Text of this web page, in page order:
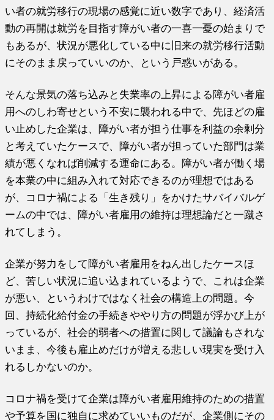
い者の就労移行の現場の感覚に近い数字であり、経済活
動の再開は就労を目指す障がい者の一喜一憂の始まりで
もあるが、状況が悪化している中に旧来の就労移行活動
にそのまま戻っていいのか、という戸惑いがある。
そんな景気の落ち込みと失業率の上昇による障がい者雇
用へのしわ寄せという不安に襲われる中で、先ほどの雇
い止めした企業は、障がい者が担う仕事を利益の余剰分
と考えていたケースで、障がい者が担っていた部門は業
績が悪くなれば削減する運命にある。障がい者が働く場
を本業の中に組み入れて対応できるのが理想ではある
が、コロナ禍による「生き残り」をかけたサバイバルゲ
ームの中では、障がい者雇用の維持は理想論だと一蹴さ
れてしまう。
企業が努力をして障がい者雇用をねん出したケースほ
ど、苦しい状況に追い込まれているようで、これは企業
が悪い、というわけではなく社会の構造上の問題。今
回、持続化給付金の手続きややり方の問題が浮かび上が
っているが、社会的弱者への措置に関して議論もされな
いまま、今後も雇止めだけが増える悲しい現実を受け入
れるしかないのか。
コロナ禍を受けて企業は障がい者雇用維持のための措置
や予算を国に独自に求めていいものだが、企業側にその